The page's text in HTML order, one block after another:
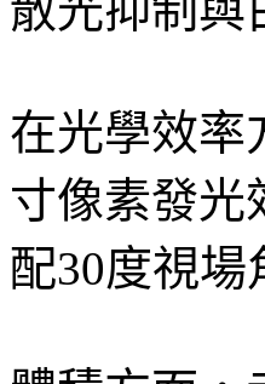
在光學效
寸像素發光
配30度視